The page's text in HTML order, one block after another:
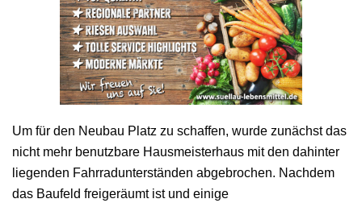
Um für den Neubau Platz zu schaffen, wurde zunächst das
nicht mehr benutzbare Hausmeisterhaus mit den dahinter
liegenden Fahrradunterständen abgebrochen. Nachdem
das Baufeld freigeräumt ist und einige